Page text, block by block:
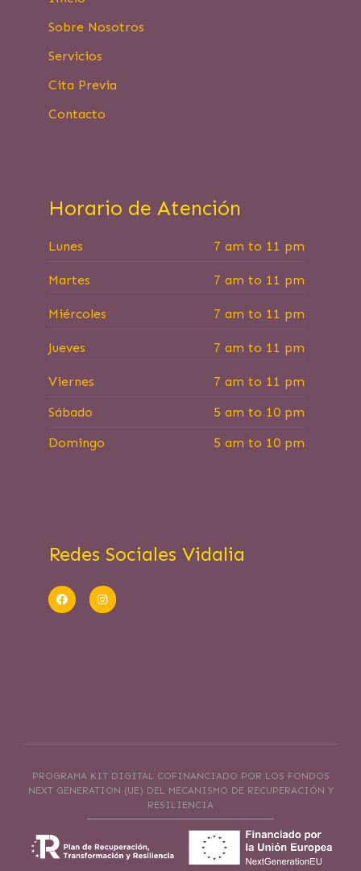
Sobre Nosotros
Servicios
Cita Previa
Contacto
Horario de Atención
Lunes 7 am to 11 pm
Martes 7 am to 11 pm
Miércoles 7 am to 11 pm
Jueves 7 am to 11 pm
Viernes
7 am to 11 pm
Sábado
5 am to 10 pm
Domingo
5 am to 10 pm
Redes Sociales Vidalia
PROGRAMA KIT DIGITAL COFINANCIADO POR LOS FONDOS
NEXT GENERATION (UE) DEL MECANISMO DE RECUPERACIÓN Y
RESILIENCIA